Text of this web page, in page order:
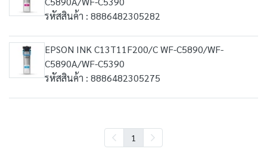
รหัสสินค้า : 8886482305282
EPSON INK C13T11F200/C WF-C5890/WF-
C5890A/WF-C5390
รหัสสินค้า : 8886482305275
1